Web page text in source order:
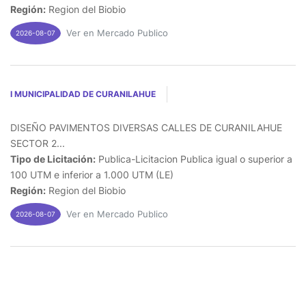
Región: Region del Biobio
2026-08-07 Ver en Mercado Publico
I MUNICIPALIDAD DE CURANILAHUE
DISEÑO PAVIMENTOS DIVERSAS CALLES DE CURANILAHUE
SECTOR 2...
Tipo de Licitación: Publica-Licitacion Publica igual o superior a
100 UTM e inferior a 1.000 UTM (LE)
Región: Region del Biobio
2026-08-07 Ver en Mercado Publico